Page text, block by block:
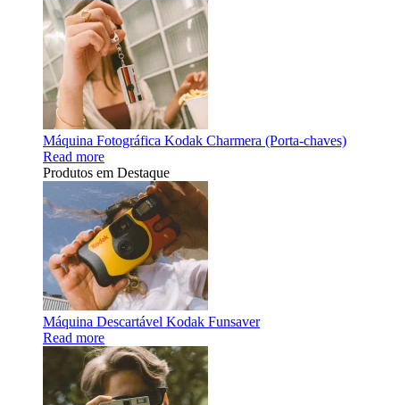
Máquina Fotográfica Kodak Charmera (Porta-chaves)
Read more
Produtos em Destaque
Máquina Descartável Kodak Funsaver
Read more